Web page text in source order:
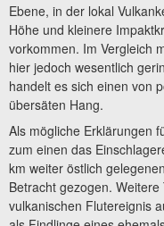
Ebene, in der lokal
Höhe und kleinere
vorkommen. Im Vergleich
hier jedoch wesentlich
handelt es sich einen von
übersäten Hang.
Als mögliche Erklärungen
zum einen das
km weiter östlich
Betracht gezogen.
vulkanischen Flutereignis